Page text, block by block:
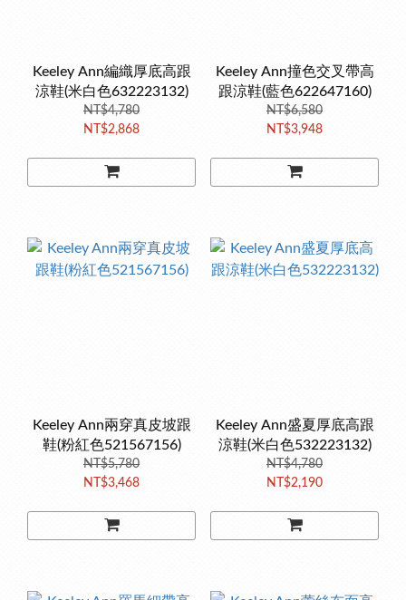
Keeley Ann編織厚底高跟
涼鞋(米白色632223132)
NT$4,780
NT$2,868
Keeley Ann撞色交叉帶高
跟涼鞋(藍色622647160)
NT$6,580
NT$3,948
Keeley Ann兩穿真皮坡跟
鞋(粉紅色521567156)
NT$5,780
NT$3,468
Keeley Ann盛夏厚底高跟
涼鞋(米白色532223132)
NT$4,780
NT$2,190